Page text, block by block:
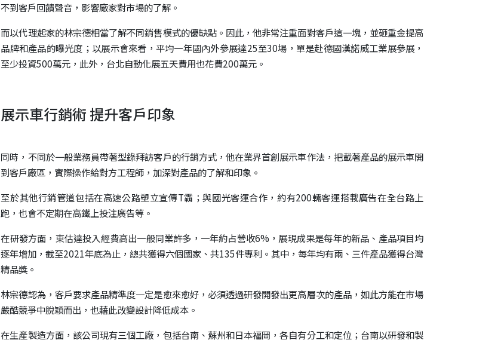
不到客戶回饋聲音，影響廠家對市場的了解。
而以代理起家的林宗德相當了解不同銷售模式的優缺點。因此，他非常注重面對客戶這一塊，並砸重金提高
品牌和產品的曝光度；以展示會來看，平均一年國內外參展達25至30場，單是赴德國漢諾威工業展參展，
至少投資500萬元，此外，台北自動化展五天費用也花費200萬元。
展示車行銷術 提升客戶印象
同時，不同於一般業務員帶著型錄拜訪客戶的行銷方式，他在業界首創展示車作法，把載著產品的展示車開
到客戶廠區，實際操作給對方工程師，加深對產品的了解和印象。
至於其他行銷管道包括在高速公路塑立宣傳T霸；與國光客運合作，約有200輛客運搭載廣告在全台路上
跑，也會不定期在高鐵上投注廣告等。
在研發方面，東估達投入經費高出一般同業許多，一年約占營收6%，展現成果是每年的新品、產品項目均
逐年增加，截至2021年底為止，總共獲得六個國家、共135件專利。其中，每年均有兩、三件產品獲得台灣
精品獎。
林宗德認為，客戶要求產品精準度一定是愈來愈好，必須透過研發開發出更高層次的產品，如此方能在市場
嚴酷競爭中脫穎而出，也藉此改變設計降低成本。
在生產製造方面，該公司現有三個工廠，包括台南、蘇州和日本福岡，各自有分工和定位；台南以研發和製